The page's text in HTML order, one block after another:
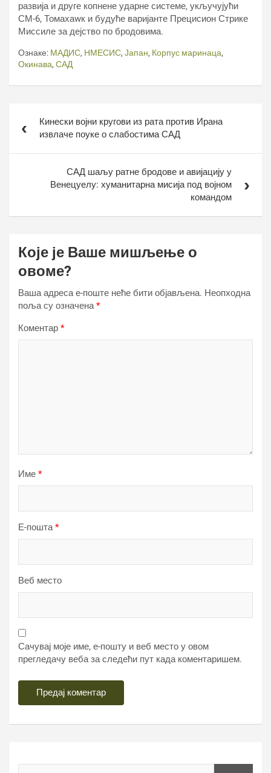
развија и друге копнене ударне системе, укључујући
СМ-6, Томахаwк и будуће варијанте Прецисион Стрике
Миссиле за дејство по бродовима.
Ознаке: МАДИС, НМЕСИС, Јапан, Корпус маринаца,
Окинава, САД
чланкаКинески војни кругови из рата против Ирана
извлаче поуке о слабостима САД
САД шаљу ратне бродове и авијацију у
Венецуелу: хуманитарна мисија под војном
командом
Које је Ваше мишљење о
овоме?
Ваша адреса е-поште неће бити објављена. Неопходна
поља су означена*
Коментар *
Име *
Е-пошта*
Веб место
Сачувај моје име, е-пошту и веб место у овом
прегледачу веба за следећи пут када коментаришем.